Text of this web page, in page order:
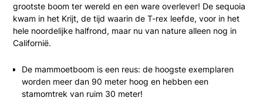
grootste boom ter wereld en een ware overlever! De sequoia
kwam in het Krijt, de tijd waarin de T-rex leefde, voor in het
hele noordelijke halfrond, maar nu van nature alleen nog in
Californië.
De mammoetboom is een reus: de hoogste exemplaren
worden meer dan 90 meter hoog en hebben een
stamomtrek van ruim 30 meter!